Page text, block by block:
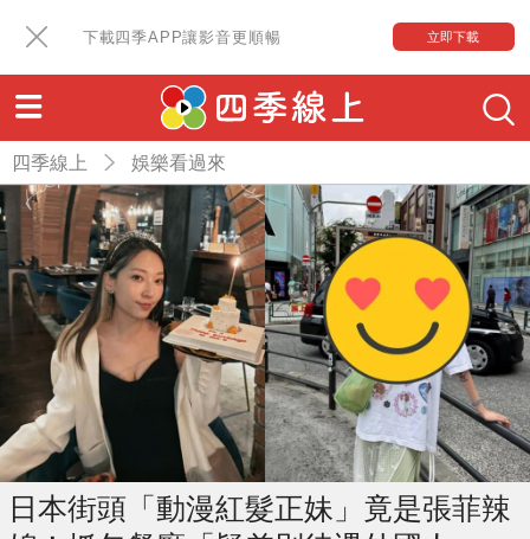
下載四季APP讓影音更順暢 立即下載
四季線上 娛樂看過來
日本街頭「動漫紅髮正妹」竟是張菲辣